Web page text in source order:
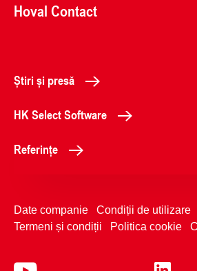
Hoval Contact
Știri și presă
HK Select Software
Referințe
Date companie Condiții de utilizare
Termeni și condiții
Politica cookie